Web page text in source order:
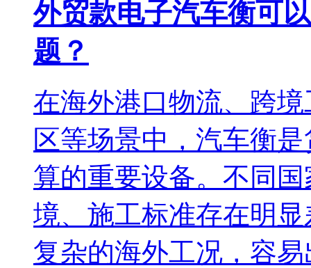
外贸款电子汽车衡可
题？
在海外港口物流、跨
区等场景中，汽车衡
算的重要设备。不同
境、施工标准存在明
复杂的海外工况，容